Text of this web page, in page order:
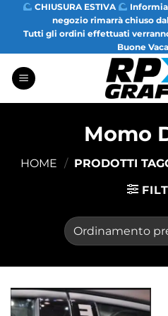
Salta
contenuti
CHIUSURA ESTIVA
negozio rimarrà chiuso
Tutti gli ordini effettuati
Buone
Momo
HOME / PRODOTTI